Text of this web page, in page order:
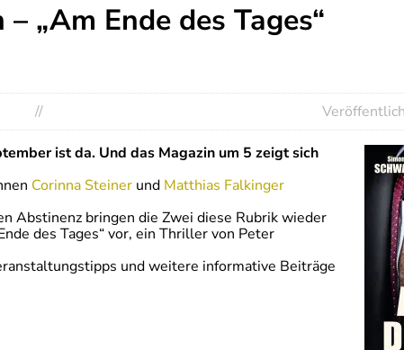
„Am Ende des Tages“
//
ist da. Und das Magazin um 5 zeigt sich
Corinna Steiner und Matthias Falkinger
Abstinenz bringen die Zwei diese Rubrik wieder
des Tages“ vor, ein Thriller von Peter
und weitere informative Beiträge